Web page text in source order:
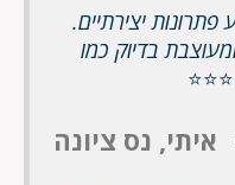
פתרונות יצירתיים.
בדיוק כמו
איתי, נס ציונה